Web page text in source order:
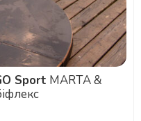
Sport MARTA &